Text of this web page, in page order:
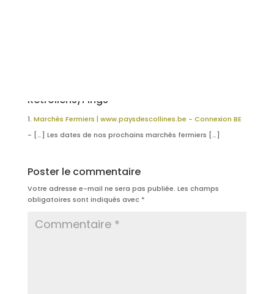
Rétroliens/Pings
Marchés Fermiers | www.paysdescollines.be - Connexion BE
- […] Les dates de nos prochains marchés fermiers […]
Poster le commentaire
Votre adresse e-mail ne sera pas publiée. Les champs
obligatoires sont indiqués avec *